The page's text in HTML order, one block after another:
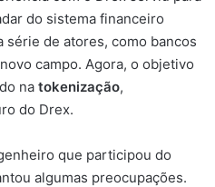
do sistema financeiro
de atores, como bancos
campo. Agora, o objetivo
na tokenização,
do Drex.
que participou do
algumas preocupações.